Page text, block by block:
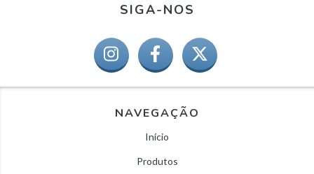
SIGA-NOS
NAVEGAÇÃO
Início
Produtos